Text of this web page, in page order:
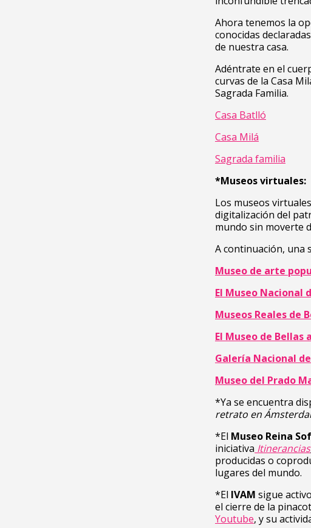
Ahora tenemos la
conocidas
de nuestra casa.
Adéntrate en el
curvas de la Casa
Sagrada Familia.
Casa Batlló
Casa Milá
Sagrada familia
*Museos virtuales:
Los museos
digitalización del
mundo sin moverte
A continuación, una
Museo de arte
El Museo Nacional
Museos Reales de
El Museo de Bellas
Galería Nacional
Museo del Prado
*Ya se encuentra
retrato en
*El Museo Reina
iniciativa Itinerancias
producidas o
lugares del mundo.
*El IVAM sigue
el cierre de la
Youtube, y su